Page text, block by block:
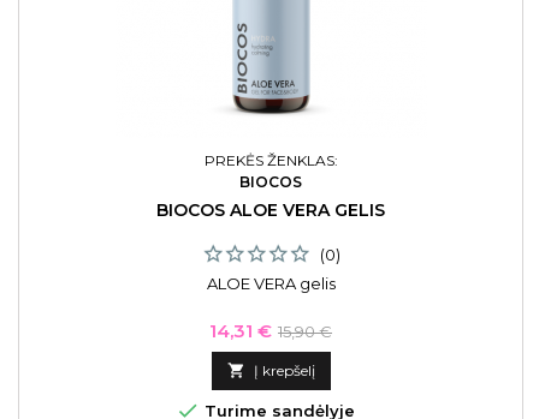
PREKĖS ŽENKLAS:
BIOCOS
BIOCOS ALOE VERA GELIS
(0)
ALOE VERA gelis
Kaina
14,31 € Bazinė
kaina
15,90 €
 Į krepšelį
 Turime sandėlyje